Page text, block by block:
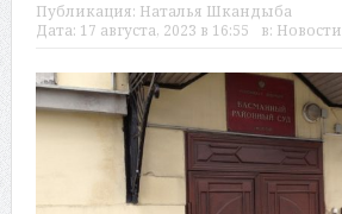
Публикация: Наталья Шкандыба
Дата: 17 августа, 2023 в 16:55 в: Новости